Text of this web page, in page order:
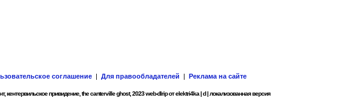
соглашение | Для правообладателей | Реклама на сайте
кентервильское привидение, the canterville ghost, 2023 web-dlrip от elektri4ka | d | локализованная версия